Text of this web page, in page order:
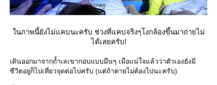
นภาพนี้ยังไม่แคบนะครับ ช่วงที่แคบจริงๆโงกล้องขึ้นมาถ่ายไม่
ได้เลยครับ!
เดินออกมาจากถ้ำเลเขากอบแบบมึนๆ เมื่อแน่ใจแล้วว่าตัวเองยังมี
ชีวิตอยู่ก็ไปเที่ยวจุดต่อไปครับ (แต่ถ้าตายไม่ต้องไปนะครับ)